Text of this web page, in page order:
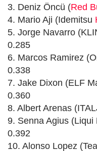
3. Deniz Öncü (Red
4. Mario Aji (Idemitsu
5. Jorge Navarro
0.285
6. Marcos Ramirez
0.338
7. Jake Dixon (ELF
0.360
8. Albert Arenas
9. Senna Agius
0.392
10. Alonso Lopez